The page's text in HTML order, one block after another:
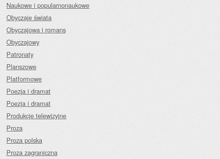
Naukowe i popularnonaukowe
Obyczaje świata
Obyczajowa i romans
Obyczajowy
Patronaty
Planszowe
Platformowe
Poezja i dramat
Poezja i dramat
Produkcje telewizyjne
Proza
Proza polska
Proza zagraniczna